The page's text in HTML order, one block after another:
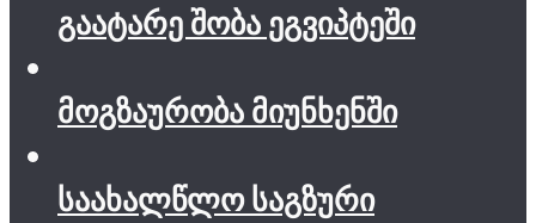
გაატარე შობა ეგვიპტეში
მოგზაურობა მიუნხენში
საახალწლო საგზური